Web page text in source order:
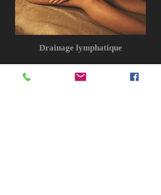
Drainage lymphatique